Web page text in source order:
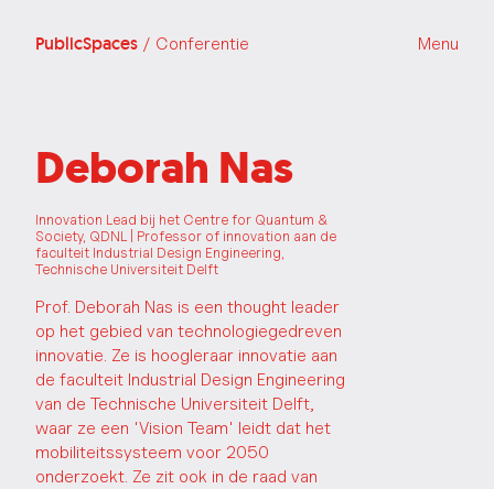
PublicSpaces / Conferentie Menu
Deborah Nas
Innovation Lead bij het Centre for Quantum &
Society, QDNL | Professor of innovation aan de
faculteit Industrial Design Engineering,
Technische Universiteit Delft
Prof. Deborah Nas is een thought leader
op het gebied van technologiegedreven
innovatie. Ze is hoogleraar innovatie aan
de faculteit Industrial Design Engineering
van de Technische Universiteit Delft,
waar ze een 'Vision Team' leidt dat het
mobiliteitssysteem voor 2050
onderzoekt. Ze zit ook in de raad van